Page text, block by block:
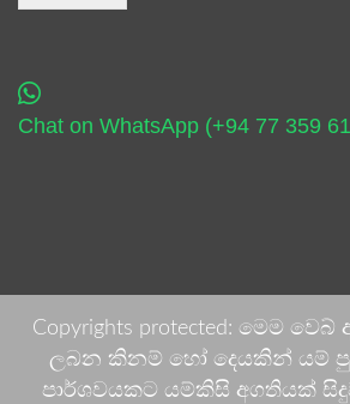
Chat on WhatsApp (+94 77 359
Copyrights protected: මෙම
ලබන කිනම් හෝ දෙයකින් යම්
පාර්ශවයකට යම්කිසි අගතියක්